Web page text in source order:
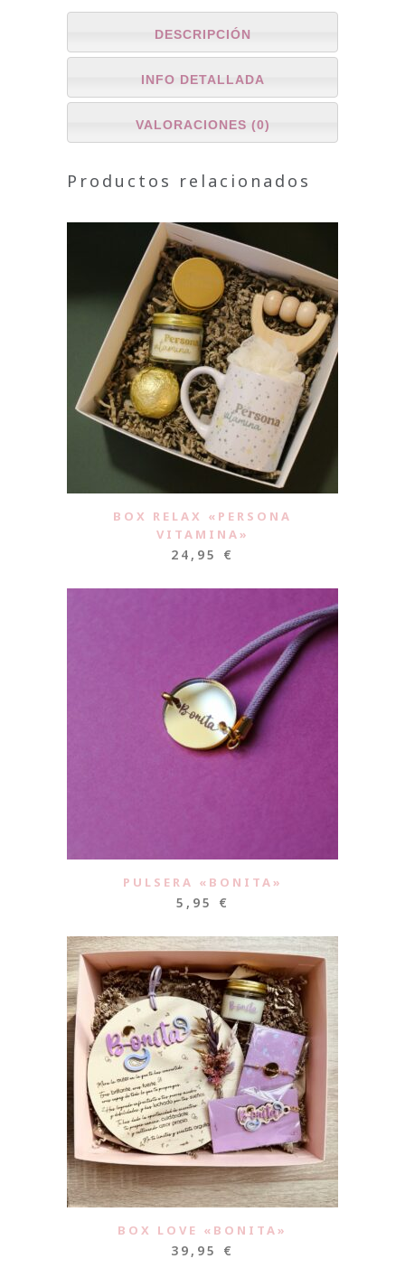
DESCRIPCIÓN
INFO DETALLADA
VALORACIONES (0)
Productos relacionados
BOX RELAX «PERSONA
VITAMINA»
24,95 €
PULSERA «BONITA»
5,95 €
BOX LOVE «BONITA»
39,95 €